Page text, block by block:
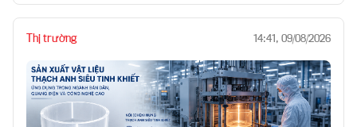
Thị trường 14:41, 09/08/2026